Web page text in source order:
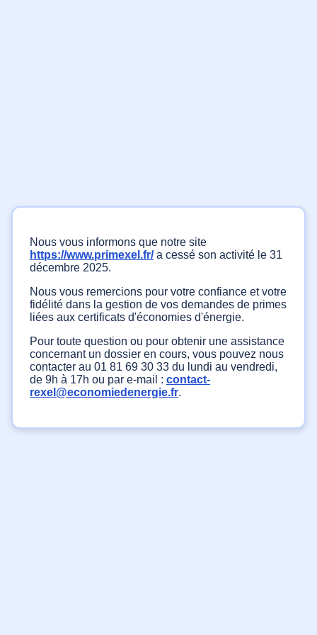
Nous vous informons que notre site
https://www.primexel.fr/a cessé son activité le 31
décembre 2025.
Nous vous remercions pour votre confiance et votre
fidélité dans la gestion de vos demandes de primes
liées aux certificats d'économies d'énergie.
Pour toute question ou pour obtenir une assistance
concernant un dossier en cours, vous pouvez nous
contacter au 01 81 69 30 33 du lundi au vendredi,
de 9h à 17h ou par e-mail : contact-
rexel@economiedenergie.fr.